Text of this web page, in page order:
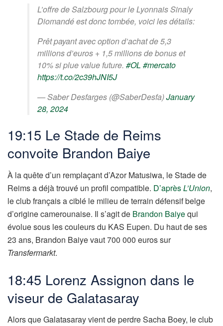
L’offre de Salzbourg pour le Lyonnais Sinaly
Diomandé est donc tombée, voici les détails:
Prêt payant avec option d’achat de 5,3
millions d’euros + 1,5 millions de bonus et
10% si plue value future. #OL #mercato
https://t.co/2c39hJNI5J
— Saber Desfarges (@SaberDesfa)January
28, 2024
19:15 Le Stade de Reims
convoite Brandon Baiye
À la quête d’un remplaçant d’Azor Matusiwa, le Stade de
Reims a déjà trouvé un profil compatible. D’aprèsL’Union,
le club français a ciblé le milieu de terrain défensif belge
d’origine camerounaise. Il s’agit de Brandon Baiyequi
évolue sous les couleurs du KAS Eupen. Du haut de ses
23 ans, Brandon Baiye vaut 700 000 euros sur
Transfermarkt.
18:45 Lorenz Assignon dans le
viseur de Galatasaray
Alors que Galatasaray vient de perdre Sacha Boey, le club